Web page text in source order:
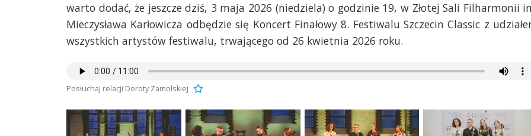
warto dodać, że jeszcze dziś, 3 maja 2026 (niedziela) o godzinie 19, w Złotej Sali Filharmonii
Mieczysława Karłowicza odbędzie się Koncert Finałowy 8. Festiwalu Szczecin Classic z
wszystkich artystów festiwalu, trwającego od 26 kwietnia 2026 roku.
Posłuchaj relacji Doroty Zamolskiej